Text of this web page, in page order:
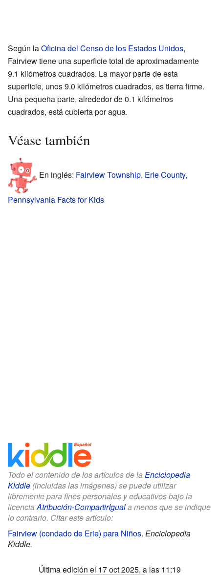
Según laOficina del Censo de los Estados Unidos,
Fairview tiene una superficie total de aproximadamente
9.1 kilómetros cuadrados. La mayor parte de esta
superficie, unos 9.0 kilómetros cuadrados, es tierra firme.
Una pequeña parte, alrededor de 0.1 kilómetros
cuadrados, está cubierta por agua.
Véase también
En inglés: Fairview Township, Erie County,
Pennsylvania Facts for Kids
Todo el contenido de los artículos de la Enciclopedia
Kiddle (incluidas las imágenes) se puede utilizar
libremente para fines personales y educativos bajo la
licenciaAtribución-CompartirIguala menos que se indique
lo contrario. Citar este artículo:
Fairview (condado de Erie) para Niños. Enciclopedia
Kiddle.
Última edición el 17 oct 2025, a las 11:19